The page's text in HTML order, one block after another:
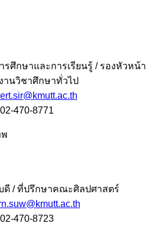
ศึกษาและการเรียนรู้ / รองหัวหน้า
านวิชาศึกษาทั่วไป
02-470-8771​
ดี / ที่ปรึกษาคณะศิลปศาสตร์
02-470-8723